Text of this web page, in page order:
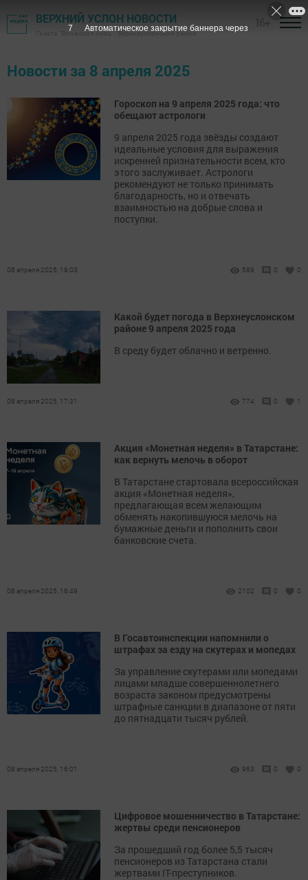
ВЕРХНИЙ УСЛОН НОВОСТИ
Газета "Волжская новь" - Верхнеуслонский район
Новости за 8 апреля 2025
Гороскоп на 9 апреля 2025 года: что
обещают астрологи
9 апреля 2025 года звёзды создают
идеальные условия для выражения
искренней признательности всем, кто
этого заслуживает. Астрологи
рекомендуют не только принимать
благодарность, но и отвечать
взаимностью на добрые слова и
поступки.
08 апреля 2025, 18:03 589 0 0
Какой будет погода в Верхнеуслонском
районе 9 апреля 2025 года
В среду будет облачно и ветренно.
08 апреля 2025, 17:31 774 0 1
Акция «Монетная неделя» в Татарстане:
как вернуть мелочь в оборот
В Татарстане стартовала всероссийская
акция «Монетная неделя»,
предлагающая всем желающим
обменять накопившуюся мелочь на
бумажные деньги и пополнить свои
банковские счета.
08 апреля 2025, 16:49 2102 0 0
В Госавтоинспекции напомнили о
штрафах за езду на скутерах и мопедах
За управление скутерами или мопедами
лицами младше совершеннолетнего
возраста законом предусмотрены
штрафные санкции в диапазоне от пяти
до пятнадцати тысяч рублей.
08 апреля 2025, 16:01 963 0 0
Цифровое мошенничество в Татарстане:
жертвы среди пенсионеров
За прошедший год более 5,5 тысяч
пенсионеров из Татарстана стали
жертвами IT-преступников.
7 Автоматическое закрытие баннера через